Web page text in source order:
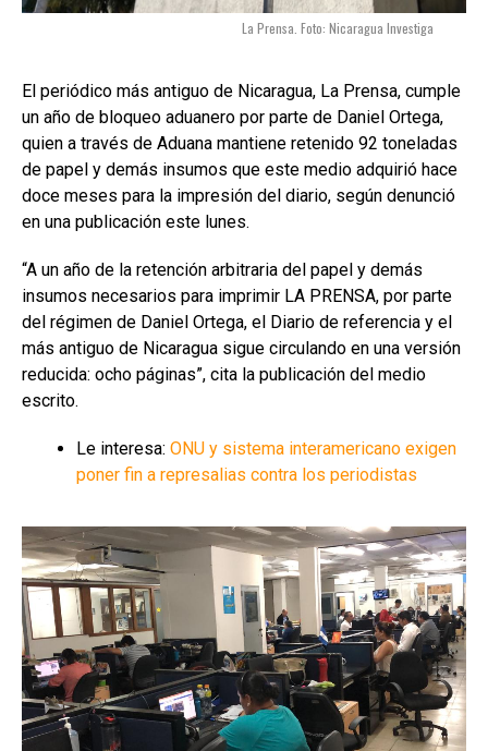
La Prensa. Foto: Nicaragua Investiga
El periódico más antiguo de Nicaragua, La Prensa, cumple
un año de bloqueo aduanero por parte de Daniel Ortega,
quien a través de Aduana mantiene retenido 92 toneladas
de papel y demás insumos que este medio adquirió hace
doce meses para la impresión del diario, según denunció
en una publicación este lunes.
“A un año de la retención arbitraria del papel y demás
insumos necesarios para imprimir LA PRENSA, por parte
del régimen de Daniel Ortega, el Diario de referencia y el
más antiguo de Nicaragua sigue circulando en una versión
reducida: ocho páginas”, cita la publicación del medio
escrito.
Le interesa: ONU y sistema interamericano exigen
poner fin a represalias contra los periodistas